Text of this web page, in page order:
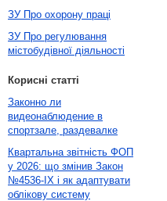
ЗУ Про охорону праці
ЗУ Про регулювання
містобудівної діяльності
Корисні статті
Законно ли
видеонаблюдение в
спортзале, раздевалке
Квартальна звітність ФОП
у 2026: що змінив Закон
№4536-IX і як адаптувати
облікову систему